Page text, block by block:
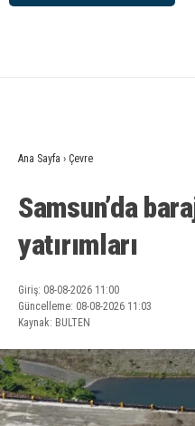
Ana Sayfa › Çevre
Samsun’da
yatırımları
Giriş: 08-08-2026 11:00
Güncelleme: 08-08-2026 11:03
Kaynak: BULTEN